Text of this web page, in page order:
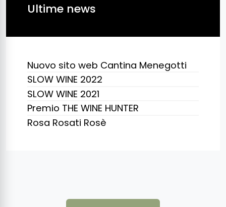
Ultime news
Nuovo sito web Cantina Menegotti
SLOW WINE 2022
SLOW WINE 2021
Premio THE WINE HUNTER
Rosa Rosati Rosè